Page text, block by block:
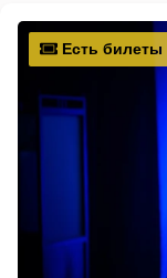
Есть билеты